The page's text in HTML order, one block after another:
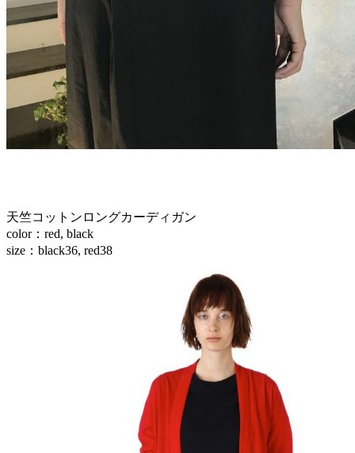
天竺コットンロングカーディガン
color：red, black
size：black36, red38